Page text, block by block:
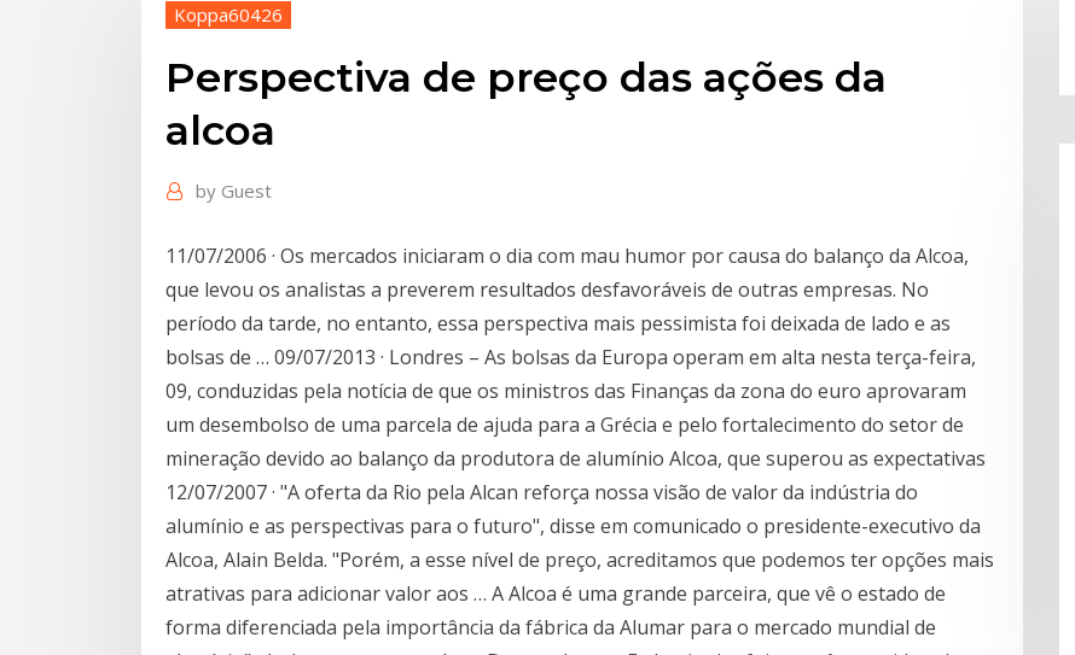
Koppa60426
Perspectiva de preço das ações da
alcoa
by Guest
11/07/2006 · Os mercados iniciaram o dia com mau humor por causa do balanço da Alcoa,
que levou os analistas a preverem resultados desfavoráveis de outras empresas. No
período da tarde, no entanto, essa perspectiva mais pessimista foi deixada de lado e as
bolsas de … 09/07/2013 · Londres – As bolsas da Europa operam em alta nesta terça-feira,
09, conduzidas pela notícia de que os ministros das Finanças da zona do euro aprovaram
um desembolso de uma parcela de ajuda para a Grécia e pelo fortalecimento do setor de
mineração devido ao balanço da produtora de alumínio Alcoa, que superou as expectativas
12/07/2007 · "A oferta da Rio pela Alcan reforça nossa visão de valor da indústria do
alumínio e as perspectivas para o futuro", disse em comunicado o presidente-executivo da
Alcoa, Alain Belda. "Porém, a esse nível de preço, acreditamos que podemos ter opções mais
atrativas para adicionar valor aos … A Alcoa é uma grande parceira, que vê o estado de
forma diferenciada pela importância da fábrica da Alumar para o mercado mundial de